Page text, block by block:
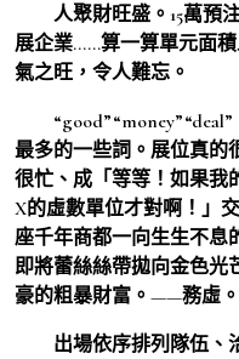
人聚財旺盛。15萬預注
展企業……算一算單元面
氣之旺，令人難忘。
“good”“money”“deal”
最多的一些詞。展位真的
很忙、成「等等！如果我
X的虛數單位才對啊！」
座千年商都一向生生不息
即將蕾絲絲帶拋向金色光
豪的粗暴財富。——務虛。
出場依序排列隊伍、洽